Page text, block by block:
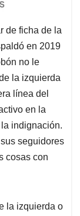
de ficha de la
en 2019
no le
la izquierda
línea del
en la
indignación.
seguidores
cosas con
la izquierda o